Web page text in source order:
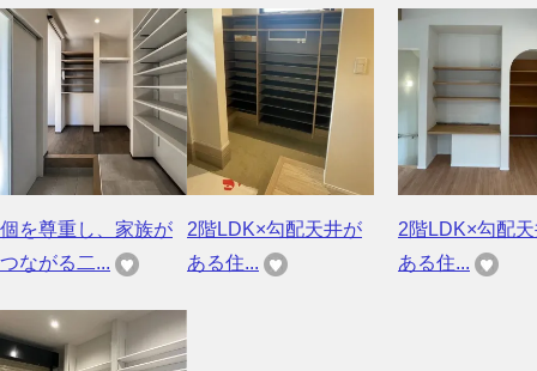
個を尊重し、家族が
つながる二...
2階LDK×勾配天井が
ある住...
2階LDK×勾配
ある住...